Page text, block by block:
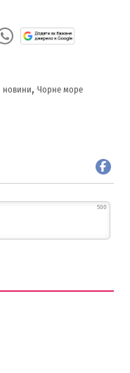
новини,Чорне море
500